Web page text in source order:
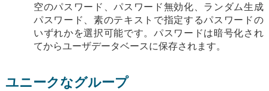
空のパスワード、パスワード無効化、ランダム生成
パスワード、素のテキストで指定するパスワードの
いずれかを選択可能です。パスワードは暗号化され
てからユーザデータベースに保存されます。
ユニークなグループ